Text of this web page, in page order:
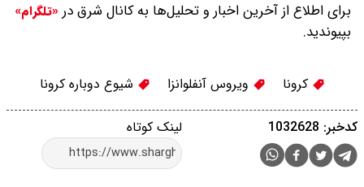
برای اطلاع از آخرین اخبار و تحلیل‌ها به کانال شرق در «تلگرام»
بپیوندید.
کرونا ویروس آنفلوانزا شیوع دوباره کرونا
لینک کوتاه کدخبر: 1032628